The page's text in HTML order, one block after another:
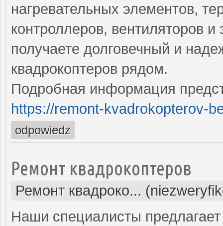
нагревательных элементов,
контроллеров, вентиляторов
получаете долговечный и
квадрокоптеров рядом.
Подробная информация
https://remont-kvadrokopterov-
odpowiedz
Ремонт квадрокоптеров
Ремонт квадроко...
Наши специалисты